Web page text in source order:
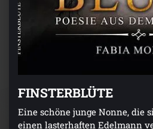
FINSTERBLÜTE
Eine schöne junge Nonne, die
einen lasterhaften Edelmann